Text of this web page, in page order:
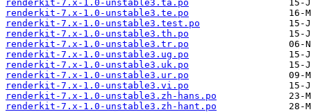
renderkit-7.x-1.0-unstable3.ta.po
renderkit-7.x-1.0-unstable3.te.po
renderkit-7.x-1.0-unstable3.test.po
renderkit-7.x-1.0-unstable3.th.po
renderkit-7.x-1.0-unstable3.tr.po
renderkit-7.x-1.0-unstable3.ug.po
renderkit-7.x-1.0-unstable3.uk.po
renderkit-7.x-1.0-unstable3.ur.po
renderkit-7.x-1.0-unstable3.vi.po
renderkit-7.x-1.0-unstable3.zh-hans.po
renderkit-7.x-1.0-unstable3.zh-hant.po